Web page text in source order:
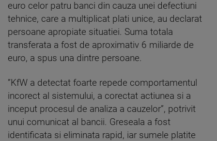
euro celor patru banci din cauza unei defectiuni
tehnice, care a multiplicat plati unice, au declarat
persoane apropiate situatiei. Suma totala
transferata a fost de aproximativ 6 miliarde de
euro, a spus una dintre persoane.
”KfW a detectat foarte repede comportamentul
incorect al sistemului, a corectat actiunea si a
inceput procesul de analiza a cauzelor”, potrivit
unui comunicat al bancii. Greseala a fost
identificata si eliminata rapid, iar sumele platite